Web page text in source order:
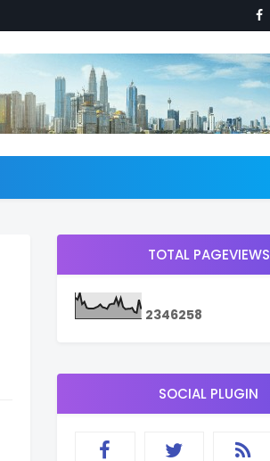
TOTAL PAGEVIEWS
2346258
SOCIAL PLUGIN